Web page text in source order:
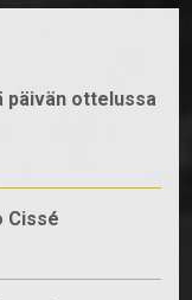
päivän ottelussa
Cissé